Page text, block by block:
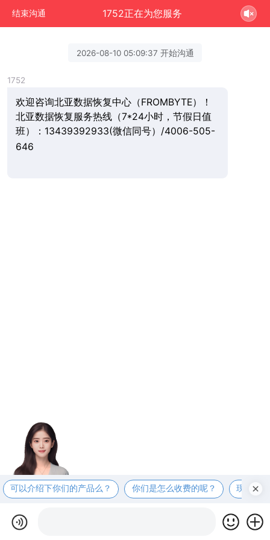
结束沟通 1752正在为您服务
2026-08-10 05:09:37 开始沟通
1752
欢迎咨询北亚数据恢复中心（FROMBYTE）！
北亚数据恢复服务热线（7*24小时，节假日值
班）：13439392933(微信同号）/4006-505-
646
可以介绍下你们的产品么？ 你们是怎么收费的呢？ 现在有